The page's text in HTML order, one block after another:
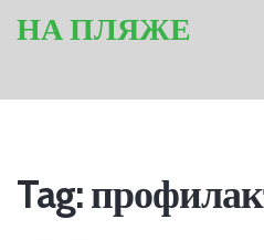
НА ПЛЯЖЕ
Tag: